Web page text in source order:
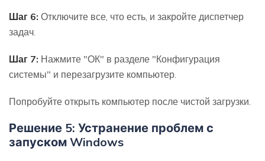
Шаг 6: Отключите все, что есть, и закройте диспетчер
задач.
Шаг 7: Нажмите "ОК" в разделе "Конфигурация
системы" и перезагрузите компьютер.
Попробуйте открыть компьютер после чистой загрузки.
Решение 5: Устранение проблем с
запуском Windows